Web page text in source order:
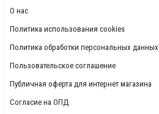
О нас
Политика использования cookies
Политика обработки персональных данных
Пользовательское соглашение
Публичная оферта для интернет магазина
Согласие на ОПД